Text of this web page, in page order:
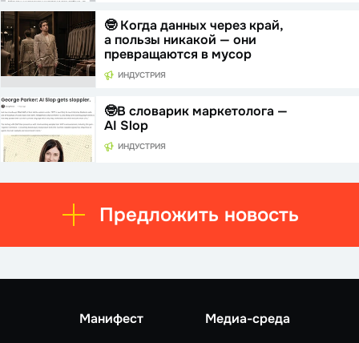
🤓 Когда данных через край,
а пользы никакой — они
превращаются в мусор
ИНДУСТРИЯ
🤓В словарик маркетолога —
AI Slop
ИНДУСТРИЯ
Предложить новость
Манифест
Медиа-среда